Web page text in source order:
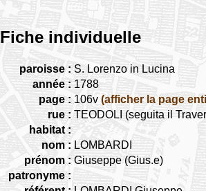
Fiche individuelle
paroisse : S. Lorenzo in Lucina
année : 1788
page : 106v (afficher la page
rue : TEODOLI (seguita il
habitat :
nom : LOMBARDI
prénom : Giuseppe (Gius.e)
patronyme :